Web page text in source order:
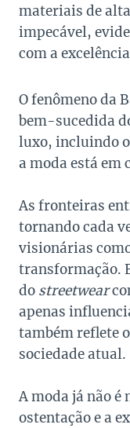
materiais de
impecável,
com a
O fenômeno da
bem-sucedida
luxo, incluindo
a moda está em
As fronteiras
tornando cada
visionárias
transformação.
do streetwear
apenas
também reflete
sociedade atual.
A moda já não é
ostentação e a